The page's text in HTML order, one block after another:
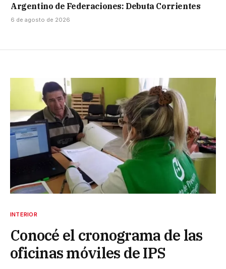
Argentino de Federaciones: Debuta Corrientes
6 de agosto de 2026
INTERIOR
Conocé el cronograma de las
oficinas móviles de IPS